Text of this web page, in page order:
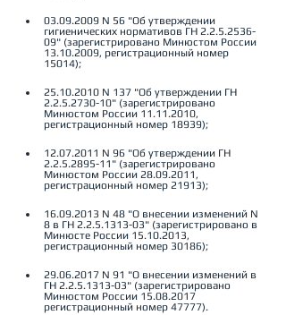
03.09.2009 N 56 "Об утверждении
гигиенических нормативов ГН 2.2.5.2536-
09" (зарегистрировано Минюстом России
13.10.2009, регистрационный номер
15014);
25.10.2010 N 137 "Об утверждении ГН
2.2.5.2730-10" (зарегистрировано
Минюстом России 11.11.2010,
регистрационный номер 18939);
12.07.2011 N 96 "Об утверждении ГН
2.2.5.2895-11" (зарегистрировано
Минюстом России 28.09.2011,
регистрационный номер 21913);
16.09.2013 N 48 "О внесении изменений N
8 в ГН 2.2.5.1313-03" (зарегистрировано в
Минюсте России 15.10.2013,
регистрационный номер 30186);
29.06.2017 N 91 "О внесении изменений в
ГН 2.2.5.1313-03" (зарегистрировано
Минюстом России 15.08.2017
регистрационный номер 47777).